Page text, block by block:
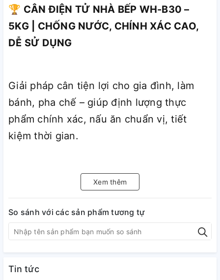
🏆 CÂN ĐIỆN TỬ NHÀ BẾP WH-B30 –
5KG | CHỐNG NƯỚC, CHÍNH XÁC CAO,
DỄ SỬ DỤNG
Giải pháp cân tiện lợi cho gia đình, làm
bánh, pha chế – giúp định lượng thực
phẩm chính xác, nấu ăn chuẩn vị, tiết
kiệm thời gian.
Bạn đang gặp tình trạng:
– Nấu ăn, làm bánh sai định lượng → món
không ngon
– Cân dễ hỏng khi dính nước trong bếp
Xem thêm
So sánh với các sản phẩm tương tự
Tin tức